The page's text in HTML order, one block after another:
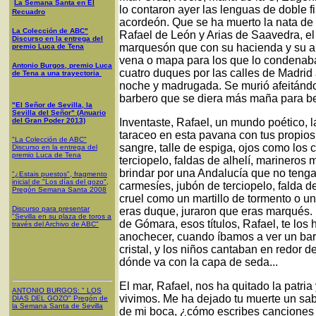
La Semana Santa en El
Recuadro
La Colección de ABC"
Discurso en la entrega del
premio Luca de Tena
Antonio Burgos, premio Luca
de Tena a una trayectoria
"El Señor de Sevilla, la
Sevilla del Señor" (Anuario
del Gran Poder 2013)
"La Colección de ABC"
Discurso en la entrega del
premio Luca de Tena
"¿Estais puestos", fragmento
inicial de "Los días del gozo",
Pregón Semana Santa 2008
Discurso para presentar
"Sevilla en su plaza de toros a
través del Archivo de ABC"
ANTONIO BURGOS: " LOS
DÍAS DEL GOZO" Pregón de
la Semana Santa de Sevilla
lo contaron ayer las lenguas de doble
acordeón. Que se ha muerto la nata
Rafael de León y Arias de Saavedra,
marquesón que con su hacienda y su
vena o mapa para los que lo
cuatro duques por las calles de
noche y madrugada. Se murió
barbero que se diera más maña para
Inventaste, Rafael, un mundo
taraceo en esta pavana con tus
sangre, talle de espiga, ojos como los
terciopelo, faldas de alhelí, marineros
brindar por una Andalucía que no
carmesíes, jubón de terciopelo, falda
cruel como un martillo de tormento o
eras duque, juraron que eras
de Gómara, esos títulos, Rafael, te los
anochecer, cuando íbamos a ver un
cristal, y los niños cantaban en redor
dónde va con la capa de seda...
El mar, Rafael, nos ha quitado la
vivimos. Me ha dejado tu muerte un
de mi boca, ¿cómo escribes